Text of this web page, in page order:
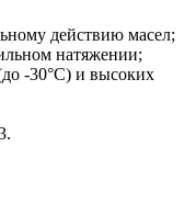
действию масел;
натяжении;
-30°С) и высоких